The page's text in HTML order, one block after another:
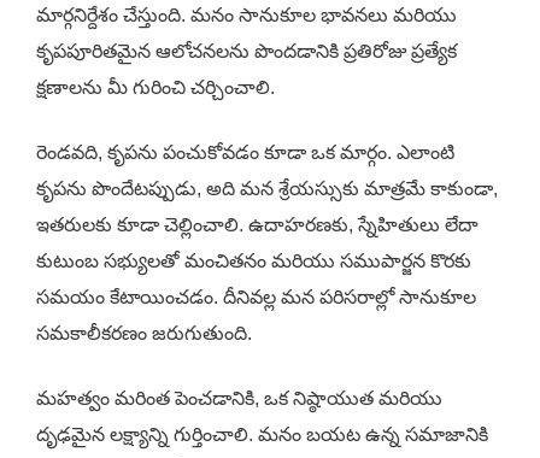
మార్గనిర్దేశం చేస్తుంది. మనం సానుకూల భావనలు మరియు
కృపపూరితమైన ఆలోచనలను పొందడానికి ప్రతిరోజు ప్రత్యేక
క్షణాలను మీ గురించి చర్చించాలి.
రెండవది, కృపను పంచుకోవడం కూడా ఒక మార్గం. ఎలాంటి
కృపను పొందేటప్పుడు, అది మన శ్రేయస్సుకు మాత్రమే కాకుండా,
ఇతరులకు కూడా చెల్లించాలి. ఉదాహరణకు, స్నేహితులు లేదా
కుటుంబ సభ్యులతో మంచితనం మరియు సముపార్జన కొరకు
సమయం కేటాయించడం. దీనివల్ల మన పరిసరాల్లో సానుకూల
సమకాలీకరణం జరుగుతుంది.
మహత్వం మరింత పెంచడానికి, ఒక నిష్ఠాయుత మరియు
దృఢమైన లక్ష్యాన్ని గుర్తించాలి. మనం బయట ఉన్న సమాజానికి